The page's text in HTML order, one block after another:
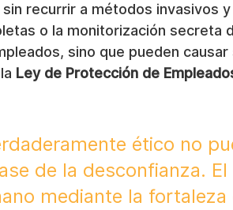
recurrir a métodos invasivos y
o la monitorización secreta
sino que pueden
Ley de Protección de
ético no
de la desconfianza.
mediante la